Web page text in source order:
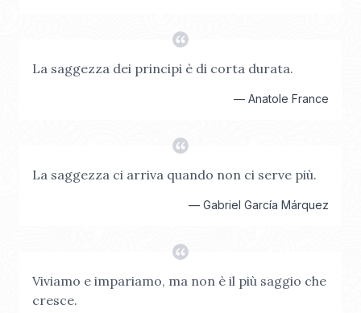
La saggezza dei principi è di corta durata.
— Anatole France
La saggezza ci arriva quando non ci serve più.
— Gabriel García Márquez
Viviamo e impariamo, ma non è il più saggio che
cresce.